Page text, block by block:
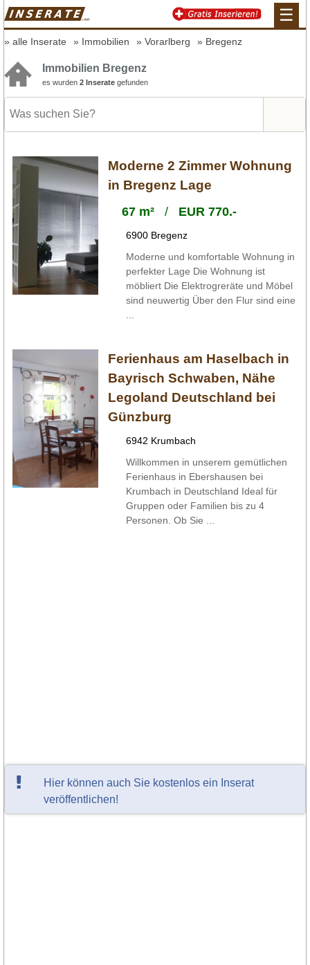
☰
alle Inserate Immobilien Vorarlberg Bregenz
Immobilien Bregenz
es wurden 2 Inserate gefunden
Moderne 2 Zimmer Wohnung
in Bregenz Lage
67 m²/ EUR 770.-
6900 Bregenz
Moderne und komfortable Wohnung in
perfekter Lage Die Wohnung ist
möbliert Die Elektrogreräte und Möbel
sind neuwertig Über den Flur sind eine
Ferienhaus am Haselbach in
Bayrisch Schwaben, Nähe
Legoland Deutschland bei
Günzburg
6942 Krumbach
Willkommen in unserem gemütlichen
Ferienhaus in Ebershausen bei
Krumbach in Deutschland Ideal für
Gruppen oder Familien bis zu 4
Personen. Ob Sie ...
Hier können auch Sie kostenlos ein Inserat
veröffentlichen!